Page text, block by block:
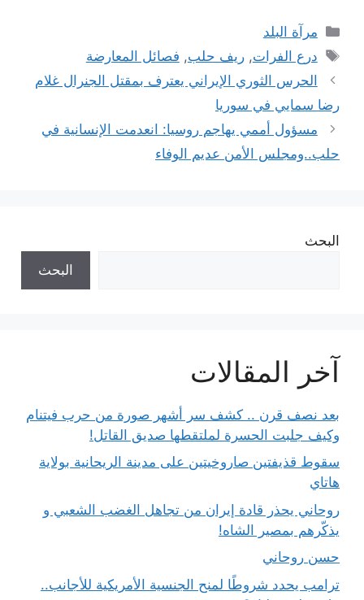
التصنيفات
مرآة البلد
الوسوم
درع الفرات,ريف حلب, فصائل المعارضة
الحرس الثوري الإيراني يعترف بمقتل الجنرال غلام
رضا سمايي في سوريا
مسؤول أممي يهاجم روسيا: انعدمت الإنسانية في
حلب..ومجلس الأمن عديم الوفاء
البحث
البحث
آخر المقالات
بعد نصف قرن .. كشف سر أشهر صورة من حرب فيتنام
وكيف جلبت الحسرة لملتقطها صديق القاتل!
سقوط قذيفتين صاروخيتين على مدينة الريحانية بولاية
هاتاي
روحاني يحذر قادة إيران من تجاهل الغضب الشعبي و
يذكّرهم بمصير الشاه!
حسن روحاني
ترامب يحدد شروطًا لمنح الجنسية الأمريكية للأجانب..